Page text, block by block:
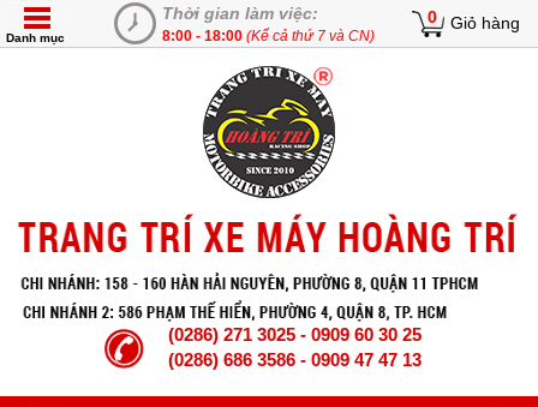
Thời gian làm việc:
8:00 - 18:00 (Kể cả thứ 7 và CN)
0 Giỏ hàng
Danh mục
(0286) 271 3025 - 0909 60 30 25
(0286) 686 3586 - 0909 47 47 13